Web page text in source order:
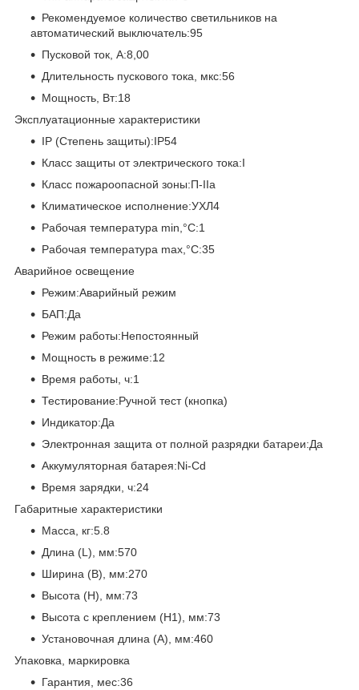
Рекомендуемое количество светильников на
автоматический выключатель:95
Пусковой ток, А:8,00
Длительность пускового тока, мкс:56
Мощность, Вт:18
Эксплуатационные характеристики
IP (Степень защиты):IP54
Класс защиты от электрического тока:I
Класс пожароопасной зоны:П-IIа
Климатическое исполнение:УХЛ4
Рабочая температура min,°C:1
Рабочая температура max,°C:35
Аварийное освещение
Режим:Аварийный режим
БАП:Да
Режим работы:Непостоянный
Мощность в режиме:12
Время работы, ч:1
Тестирование:Ручной тест (кнопка)
Индикатор:Да
Электронная защита от полной разрядки батареи:Да
Аккумуляторная батарея:Ni-Cd
Время зарядки, ч:24
Габаритные характеристики
Масса, кг:5.8
Длина (L), мм:570
Ширина (B), мм:270
Высота (H), мм:73
Высота с креплением (H1), мм:73
Установочная длина (A), мм:460
Упаковка, маркировка
Гарантия, мес:36